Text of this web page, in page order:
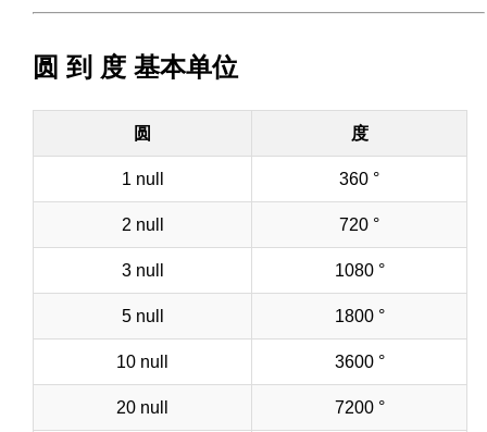
圆 到 度 基本单位
圆 度
1 null 360 °
2 null 720 °
3 null 1080 °
5 null 1800 °
10 null 3600 °
20 null 7200 °